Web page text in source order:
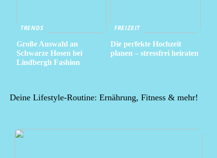
TRENDS
Große Auswahl an
Schwarze Hosen bei
Lindbergh Fashion
FREIZEIT
Die perfekte Hochzeit
planen – stressfrei heiraten
Deine Lifestyle-Routine: Ernährung, Fitness & mehr!